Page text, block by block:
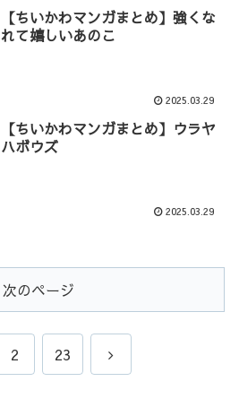
【ちいかわマンガまとめ】強くな
れて嬉しいあのこ
2025.03.29
【ちいかわマンガまとめ】ウラヤ
ハボウズ
2025.03.29
次のページ
2 23
次